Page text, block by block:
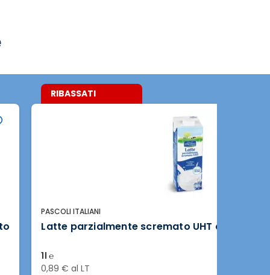
PASCOLI ITALIANI
Latte parzialmente scremato UHT a lunga
1l ℮
0,89 € al LT
RIBASSATI